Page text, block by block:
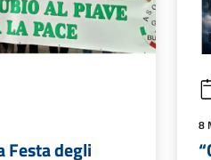
Festa degli
8